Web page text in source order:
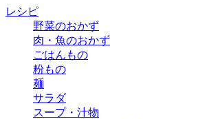
レシピ
野菜のおかず
肉・魚のおかず
ごはんもの
粉もの
麺
サラダ
スープ・汁物